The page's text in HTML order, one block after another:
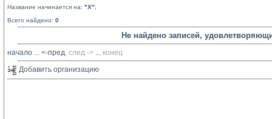
Название начинается на: "X";
Всего найдено: 0
Не найдено записей,
начало ... <-пред. след.-> ... конец
Добавить организацию